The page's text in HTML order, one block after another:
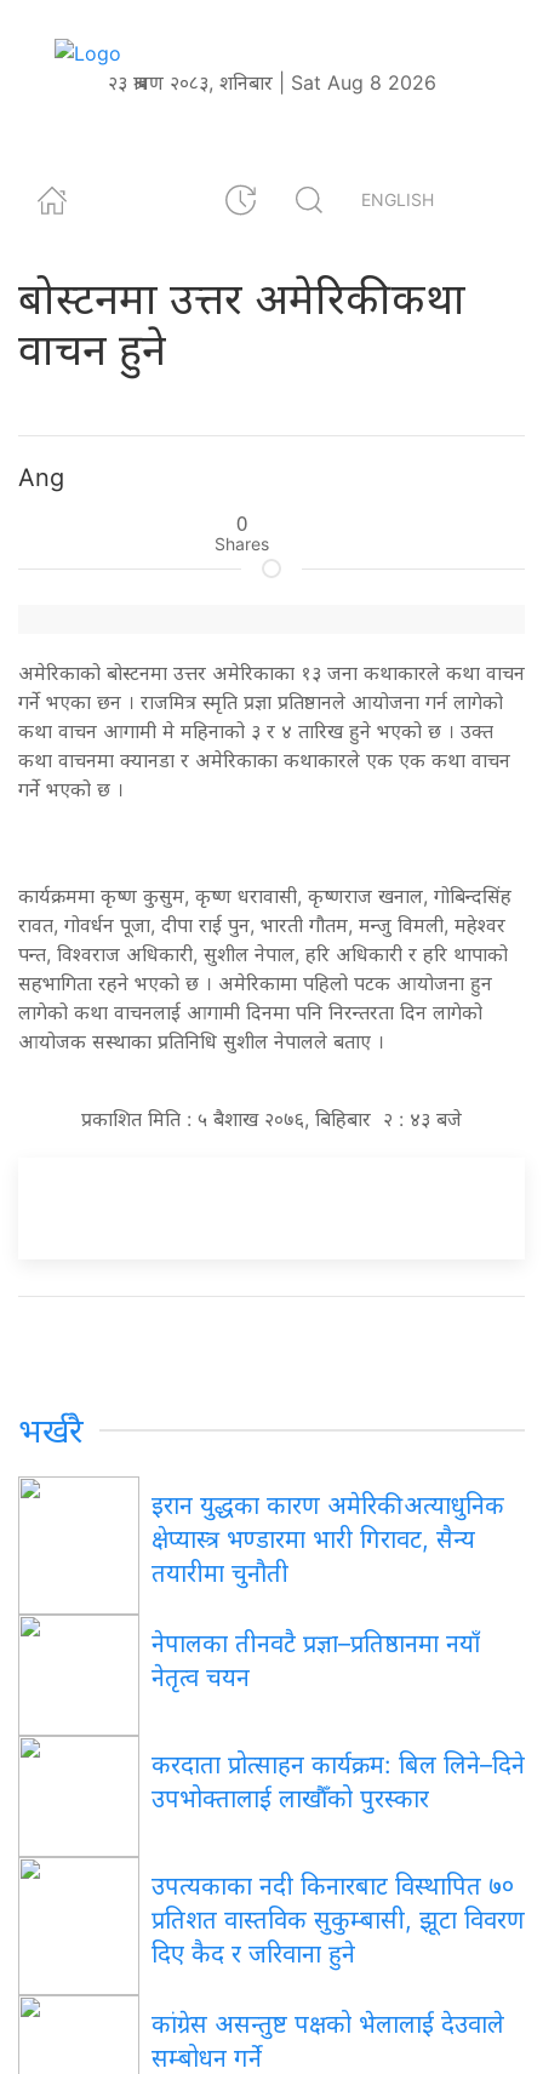
२३ श्रावण २०८३, शनिबार | Sat Aug 8 2026
ENGLISH
बोस्टनमा उत्तर अमेरिकी कथा
वाचन हुने
Ang
0
Shares
अमेरिकाको बोस्टनमा उत्तर अमेरिकाका १३ जना कथाकारले कथा वाचन
गर्ने भएका छन । राजमित्र स्मृति प्रज्ञा प्रतिष्ठानले आयोजना गर्न लागेको
कथा वाचन आगामी मे महिनाको ३ र ४ तारिख हुने भएको छ । उक्त
कथा वाचनमा क्यानडा र अमेरिकाका कथाकारले एक एक कथा वाचन
गर्ने भएको छ ।
कार्यक्रममा कृष्ण कुसुम, कृष्ण धरावासी, कृष्णराज खनाल, गोबिन्दसिंह
रावत, गोवर्धन पूजा, दीपा राई पुन, भारती गौतम, मन्जु विमली, महेश्वर
पन्त, विश्वराज अधिकारी, सुशील नेपाल, हरि अधिकारी र हरि थापाको
सहभागिता रहने भएको छ । अमेरिकामा पहिलो पटक आयोजना हुन
लागेको कथा वाचनलाई आगामी दिनमा पनि निरन्तरता दिन लागेको
आयोजक सस्थाका प्रतिनिधि सुशील नेपालले बताए ।
प्रकाशित मिति : ५ बैशाख २०७६, बिहिबार २ : ४३ बजे
भर्खरै
इरान युद्धका कारण अमेरिकी अत्याधुनिक
क्षेप्यास्त्र भण्डारमा भारी गिरावट, सैन्य
तयारीमा चुनौती
नेपालका तीनवटै प्रज्ञा–प्रतिष्ठानमा नयाँ
नेतृत्व चयन
करदाता प्रोत्साहन कार्यक्रम: बिल लिने–दिने
उपभोक्तालाई लाखौँको पुरस्कार
उपत्यकाका नदी किनारबाट विस्थापित ७०
प्रतिशत वास्तविक सुकुम्बासी, झूटा विवरण
दिए कैद र जरिवाना हुने
कांग्रेस असन्तुष्ट पक्षको भेलालाई देउवाले
सम्बोधन गर्ने